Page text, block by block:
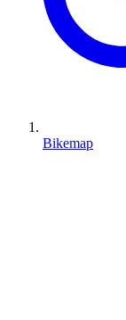
Bikemap